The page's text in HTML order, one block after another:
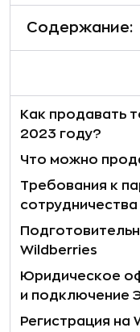
Содержание:
Как продавать
2023 году?
Что можно
Требования к
сотрудничества
Wildberries
Юридическое
и подключение
Регистрация на